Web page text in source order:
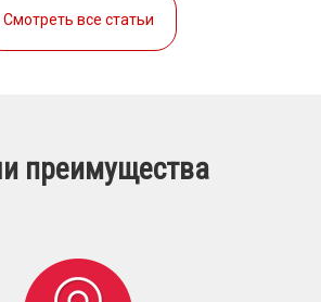
Смотреть все статьи
преимущества